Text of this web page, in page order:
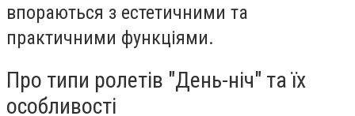
впораються з естетичними та
практичними функціями.
Про типи ролетів "День-ніч" та їх
особливості